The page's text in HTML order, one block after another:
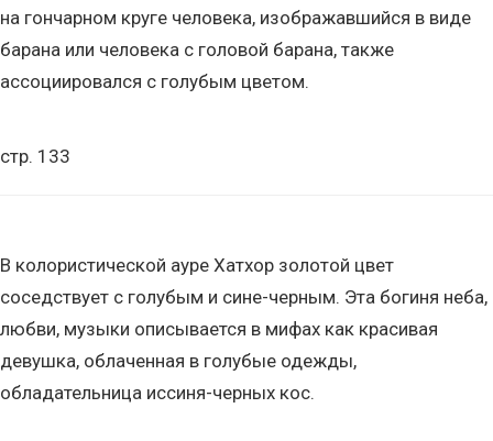
на гончарном круге человека, изображавшийся в виде
барана или человека с головой барана, также
ассоциировался с голубым цветом.
стр. 133
В колористической ауре Хатхор золотой цвет
соседствует с голубым и сине-черным. Эта богиня неба,
любви, музыки описывается в мифах как красивая
девушка, облаченная в голубые одежды,
обладательница иссиня-черных кос.